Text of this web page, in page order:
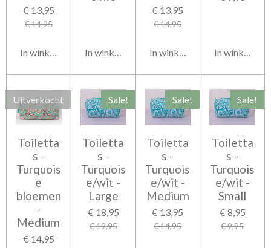
€ 13,95
€ 14,95
In winkelwagen In winkelwagen
€ 13,95
€ 14,95
In winkelwagen In
Uitverkocht
Toiletta
s -
Turquois
e
bloemen
-
Medium
€ 14,95
Sale!
Toiletta
s -
Turquois
e/wit -
Large
€ 18,95
€ 19,95
Sale!
Toiletta
s -
Turquois
e/wit -
Medium
€ 13,95
€ 14,95
Sale!
Toiletta
s -
Turquois
e/wit -
Small
€ 8,95
€ 9,95